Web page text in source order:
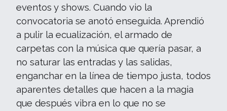
eventos y shows. Cuando vio la
convocatoria se anotó enseguida. Aprendió
a pulir la ecualización, el armado de
carpetas con la música que quería pasar, a
no saturar las entradas y las salidas,
enganchar en la línea de tiempo justa, todos
aparentes detalles que hacen a la magia
que después vibra en lo que no se